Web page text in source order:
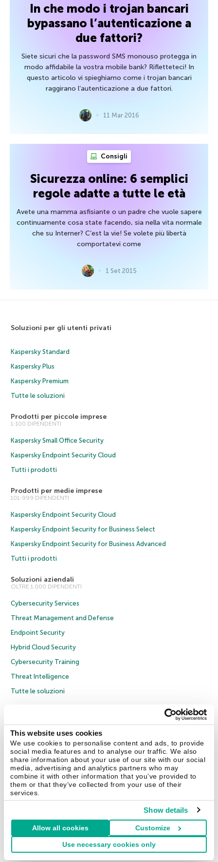
This website uses cookies
We use cookies to personalise content and ads, to provide
social media features and to analyse our traffic. We also
share information about your use of our site with our social
media, advertising and analytics partners who may
combine it with other information that you’ve provided to
them or that they’ve collected from your use of their
services.
Show details
Allow all cookies Customize
Use necessary cookies only
In che modo i trojan bancari
bypassano l’autenticazione a
due fattori?
Siete sicuri che la password SMS monouso protegga in
modo affidabile la vostra mobile bank? Rifletteteci! In
questo articolo vi spieghiamo come i trojan bancari
raggirano l’autenticazione a due fattori.
11 Mar 2016
Consigli
Sicurezza online: 6 semplici
regole adatte a tutte le età
Avete una mamma asfisiante o un padre che vuole sapere
continuamente cosa state facendo, sia nella vita normale
che su Interner? C’est la vie! Se volete più libertà
comportatevi come
1 Set 2015
Soluzioni per gli utenti privati
Kaspersky Standard
Kaspersky Plus
Kaspersky Premium
Tutte le soluzioni
Prodotti per piccole imprese
1-100 DIPENDENTI
Kaspersky Small Office Security
Kaspersky Endpoint Security Cloud
Tutti i prodotti
Prodotti per medie imprese
101-999 DIPENDENTI
Kaspersky Endpoint Security Cloud
Kaspersky Endpoint Security for Business Select
Kaspersky Endpoint Security for Business Advanced
Tutti i prodotti
Soluzioni aziendali
OLTRE 1.000 DIPENDENTI
Cybersecurity Services
Threat Management and Defense
Endpoint Security
Hybrid Cloud Security
Cybersecurity Training
Threat Intelligence
Tutte le soluzioni
Informativa sulla privacy
Cookies
Contatti Chi siamo Partner Blog Centro risorse Comunicati stampa
Securelist Eugene Personal Blog Encyclopedia
Italia & Svizzera